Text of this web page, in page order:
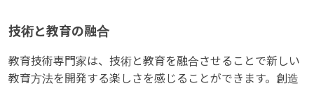
技術と教育の融合
教育技術専門家は、技術と教育を融合させることで新しい
教育方法を開発する楽しさを感じることができます。創造